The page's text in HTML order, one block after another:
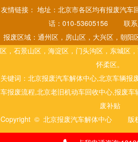
友情链接： 地址：北京市各区均有报废
话：010-53605156 联系
报废区域：通州区，房山区，大兴区，朝阳
区，石景山区，海淀区，门头沟区，东城区
怀柔区。
关键词：北京报废汽车解体中心,北京车辆报
车报废流程,北京老旧机动车回收中心,报废
废补贴
Copyright © 北京报废汽车解体中心 版权